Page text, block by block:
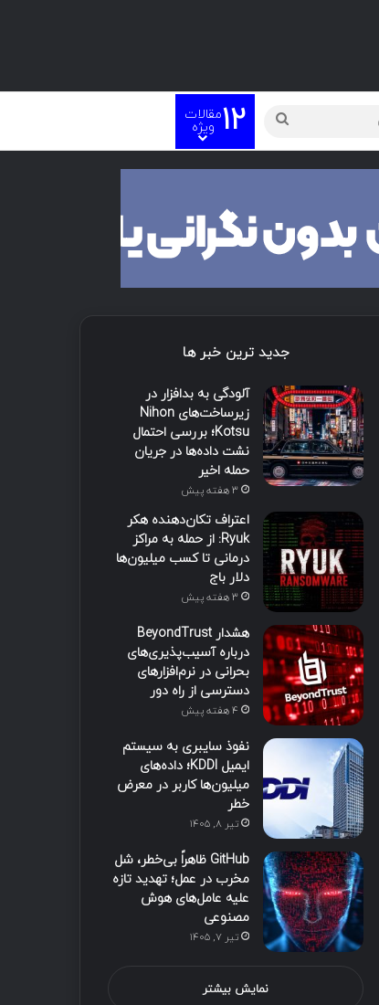
12مقالات
ویژه
جدید ترین خبر ها
آلودگی به بدافزار در
زیرساخت‌های Nihon
Kotsu؛ بررسی احتمال
نشت داده‌ها در جریان
حمله اخیر
3 هفته پیش
اعتراف تکان‌دهنده هکر
Ryuk: از حمله به مراکز
درمانی تا کسب میلیون‌ها
دلار باج
3 هفته پیش
هشدار BeyondTrust
درباره آسیب‌پذیری‌های
بحرانی در نرم‌افزارهای
دسترسی از راه دور
4 هفته پیش
نفوذ سایبری به سیستم
ایمیل KDDI؛ داده‌های
میلیون‌ها کاربر در معرض
خطر
تیر ۸, ۱۴۰۵
GitHub ظاهراً بی‌خطر، شل
مخرب در عمل؛ تهدید تازه
علیه عامل‌های هوش
مصنوعی
تیر ۷, ۱۴۰۵
نمایش بیشتر